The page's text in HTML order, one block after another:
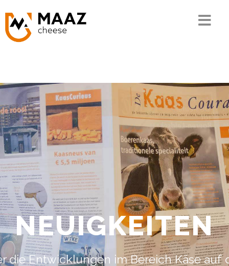
Unser Wissen
Die Kette
Unser Sortiment
Qualität und CSR
Kontakt
Bestellen
NEUIGKEITEN
die Entwicklungen im Bereich Käse auf